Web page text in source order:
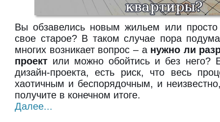
Вы обзавелись новым жильем или просто
свое старое? В таком случае пора
многих возникает вопрос – а нужно ли
проект или можно обойтись и без него?
дизайн-проекта, есть риск, что весь
хаотичным и беспорядочным, и
получите в конечном итоге.
Далее...